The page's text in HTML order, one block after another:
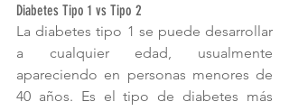
Diabetes Tipo 1 vs Tipo 2
La diabetes tipo 1 se puede desarrollar
a cualquier edad, usualmente
apareciendo en personas menores de
40 años. Es el tipo de diabetes más